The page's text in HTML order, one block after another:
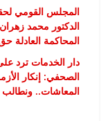
المجلس القومي
الدكتور محمد
المحاكمة العادلة
دار الخدمات ترد
الصحفي: إنكار
المعاشات..